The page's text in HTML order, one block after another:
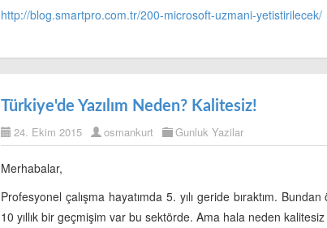
http://blog.smartpro.com.tr/200-microsoft-uzmani-yetistirilecek/
Türkiye'de Yazılım Neden? Kalitesiz!
24. Ekim 2015 osmankurt Gunluk Yazilar
Merhabalar,
Profesyonel çalışma hayatımda 5. yılı geride bıraktım.
10 yıllık bir geçmişim var bu sektörde. Ama hala neden